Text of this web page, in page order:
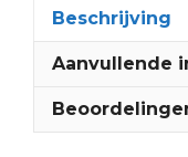
Beschrijving
Aanvullende